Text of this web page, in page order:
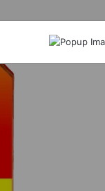
को बांटी गई नि:शुल्क साइकिल